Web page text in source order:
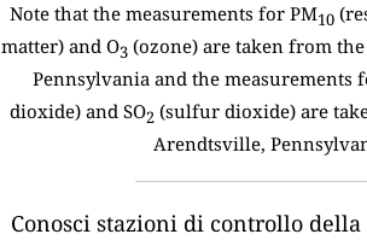
Note that the measurements for PM10
matter) and O3 (ozone) are taken from
Pennsylvania and the measurements
dioxide) and SO2 (sulfur dioxide) are
Arendtsville,
Conosci stazioni di controllo